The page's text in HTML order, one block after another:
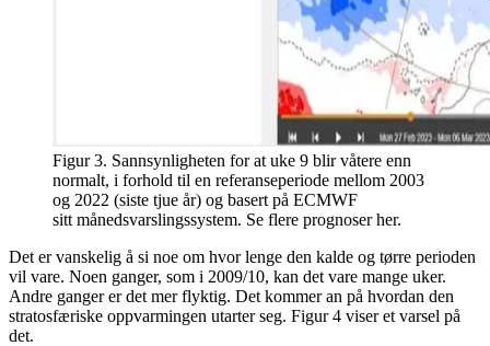
Figur 3. Sannsynligheten for at uke 9 blir våtere enn
normalt, i forhold til en referanseperiode mellom 2003
og 2022 (siste tjue år) og basert på ECMWF
sitt månedsvarslingssystem. Se flere prognoser her.
Det er vanskelig å si noe om hvor lenge den kalde og tørre perioden
vil vare. Noen ganger, som i 2009/10, kan det vare mange uker.
Andre ganger er det mer flyktig. Det kommer an på hvordan den
stratosfæriske oppvarmingen utarter seg. Figur 4 viser et varsel på
det.